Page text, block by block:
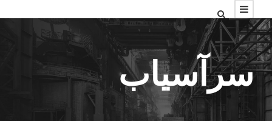
سرآسیاب